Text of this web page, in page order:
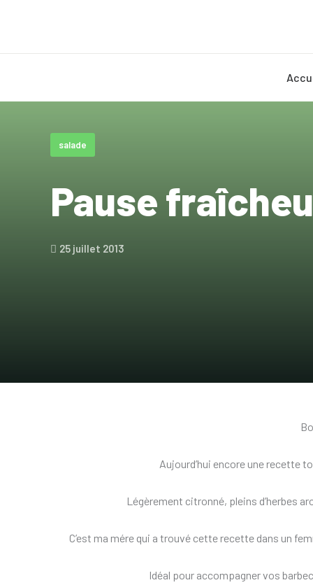
salade
Pause
25 juillet 2013
Aujourd’hui encore une recette
Légèrement citronné, pleins d’herbes
C’est ma mére qui a trouvé cette recette dans un
Idéal pour accompagner vos